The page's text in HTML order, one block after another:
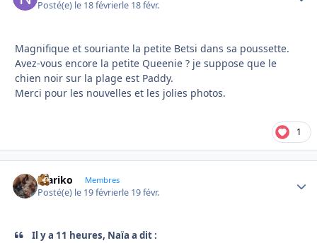
Posté(e) le 18 févrierle 18 févr.
Magnifique et souriante la petite Betsi dans sa poussette.
Avez-vous encore la petite Queenie ? je suppose que le
chien noir sur la plage est Paddy.
Merci pour les nouvelles et les jolies photos.
1
mariko Membres
Posté(e) le 19 févrierle 19 févr.
Il y a 11 heures, Naïa a dit :